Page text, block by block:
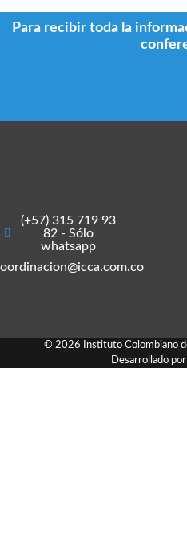
Para recibir toda la
(+57) 315 719 93
82 - Sólo
whatsapp
© 2026 Instituto Colombiano
Desarrollado por